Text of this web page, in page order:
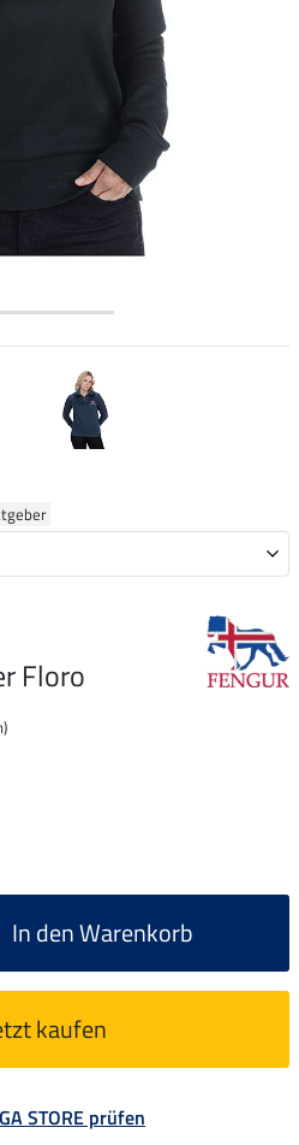
Floro
In den Warenkorb
kaufen
STORE prüfen